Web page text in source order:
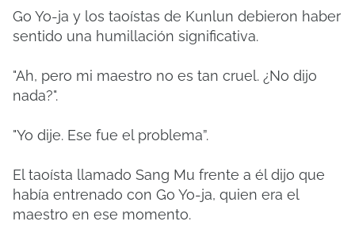
Go Yo-ja y los taoístas de Kunlun debieron haber
sentido una humillación significativa.
"Ah, pero mi maestro no es tan cruel. ¿No dijo
nada?".
"Yo dije. Ese fue el problema”.
El taoísta llamado Sang Mu frente a él dijo que
había entrenado con Go Yo-ja, quien era el
maestro en ese momento.